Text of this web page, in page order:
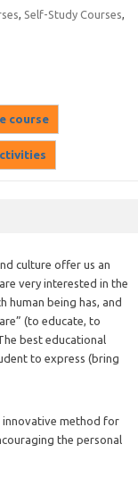
, Self-Study Courses,
culture offer us an
very interested in the
being has, and
(to educate, to
best educational
to express (bring
innovative method for
the personal